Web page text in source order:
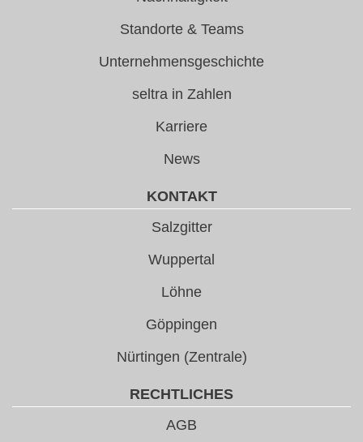
Standorte & Teams
Unternehmensgeschichte
seltra in Zahlen
Karriere
News
KONTAKT
Salzgitter
Wuppertal
Löhne
Göppingen
Nürtingen (Zentrale)
RECHTLICHES
AGB